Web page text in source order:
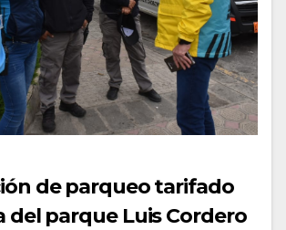
de parqueo tarifado
del parque Luis Cordero